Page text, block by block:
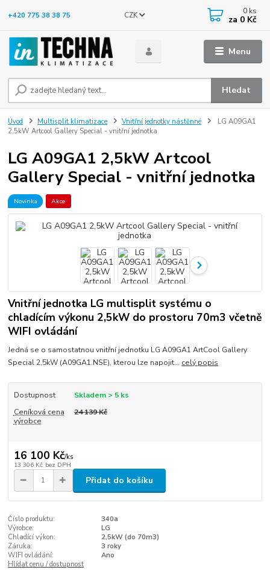
Menu
CZK
Hledat
+420 775 38 38 75 0 ks
za 0 Kč
Úvod Multisplit klimatizace Vnitřní jednotky nástěnné
LG A09GA1
2,5kW Artcool Gallery Special - vnitřní jednotka
LG A09GA1 2,5kW Artcool
Gallery Special - vnitřní jednotka
Novinka Akce
Vnitřní jednotka LG multisplit systému o
chladícím výkonu 2,5kW do prostoru 70m3 včetně
WIFI ovládání
Jedná se o samostatnou vnitřní jednotku LG A09GA1 ArtCool Gallery
Special 2,5kW (A09GA1.NSE), kterou lze napojit... celý popis
Dostupnost
Skladem > 5 ks
Ceníková cena
výrobce
24 139 Kč
16 100 Kč/ks
13 306 Kč bez DPH
Přidat do košíku
Číslo produktu:
340a
Výrobce:
LG
Chladící výkon:
2,5kW (do 70m3)
Záruka:
3 roky
WIFI ovládání:
Ano
Hlídat cenu / dostupnost